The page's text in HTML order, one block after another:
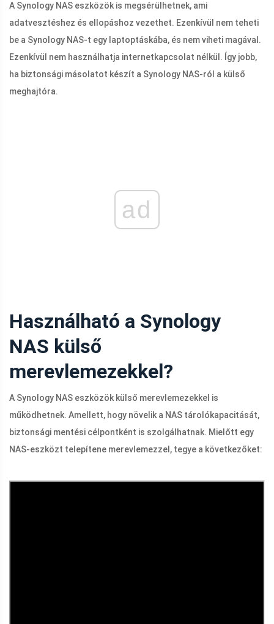
A Synology NAS eszközök is megsérülhetnek, ami
adatvesztéshez és ellopáshoz vezethet. Ezenkívül nem teheti
be a Synology NAS-t egy laptoptáskába, és nem viheti magával.
Ezenkívül nem használhatja internetkapcsolat nélkül. Így jobb,
ha biztonsági másolatot készít a Synology NAS-ról a külső
meghajtóra.
ad
Használható a Synology
NAS külső
merevlemezekkel?
A Synology NAS eszközök külső merevlemezekkel is
működhetnek. Amellett, hogy növelik a NAS tárolókapacitását,
biztonsági mentési célpontként is szolgálhatnak. Mielőtt egy
NAS-eszközt telepítene merevlemezzel, tegye a következőket: